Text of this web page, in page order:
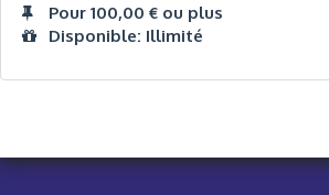
Pour 100,00 € ou plus
Disponible: Illimité